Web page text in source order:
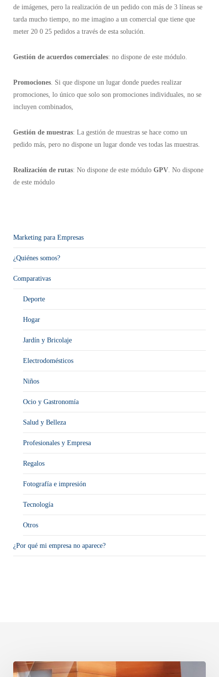
de imágenes, pero la realización de un pedido con más de 3 líneas se
tarda mucho tiempo, no me imagino a un comercial que tiene que
meter 20 0 25 pedidos a través de esta solución.
Gestión de acuerdos comerciales: no dispone de este módulo.
Promociones. Si que dispone un lugar donde puedes realizar
promociones, lo único que solo son promociones individuales, no se
incluyen combinados,
Gestión de muestras: La gestión de muestras se hace como un
pedido más, pero no dispone un lugar donde ves todas las muestras.
Realización de rutas: No dispone de este módulo GPV. No dispone
de este módulo
Marketing para Empresas
¿Quiénes somos?
Comparativas
Deporte
Hogar
Jardín y Bricolaje
Electrodomésticos
Niños
Ocio y Gastronomía
Salud y Belleza
Profesionales y Empresa
Regalos
Fotografía e impresión
Tecnología
Otros
¿Por qué mi empresa no aparece?
Cómo